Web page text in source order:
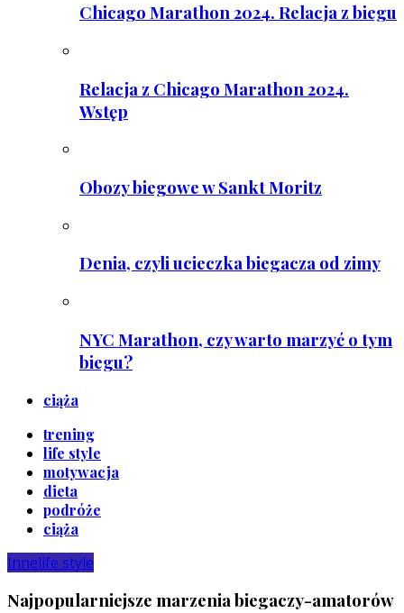
Chicago Marathon 2024. Relacja z biegu
Relacja z Chicago Marathon 2024.
Wstęp
Obozy biegowe w Sankt Moritz
Denia, czyli ucieczka biegacza od zimy
NYC Marathon, czy warto marzyć o tym
biegu?
ciąża
trening
life style
motywacja
dieta
podróże
ciąża
Innelife style
Najpopularniejsze marzenia biegaczy-amatorów